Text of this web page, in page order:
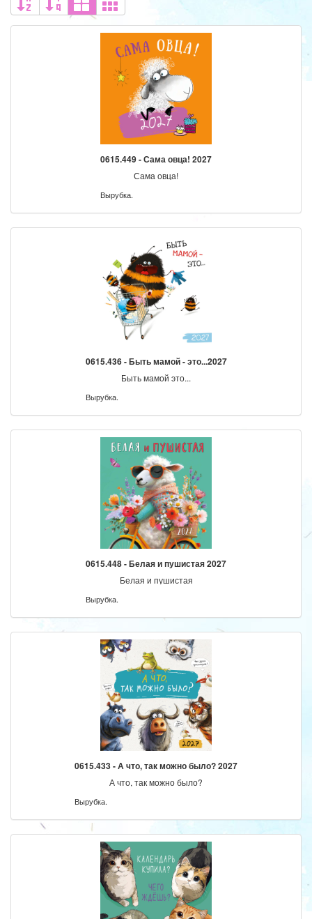
0615.449 - Сама овца! 2027
Сама овца!
Вырубка.
0615.436 - Быть мамой - это...2027
Быть мамой это...
Вырубка.
0615.448 - Белая и пушистая 2027
Белая и пушистая
Вырубка.
0615.433 - А что, так можно было? 2027
А что, так можно было?
Вырубка.